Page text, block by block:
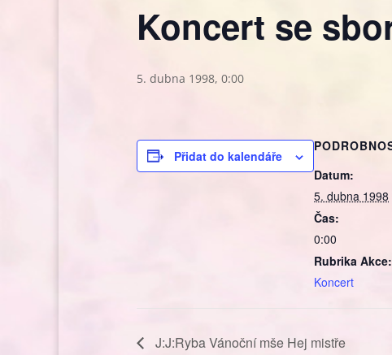
Koncert se
5. dubna 1998, 0:00
Přidat do kalendáře
Datum:
5. dubna 1998
Čas:
0:00
Rubrika Akce:
Koncert
J:J:Ryba Vánoční mše Hej mistře